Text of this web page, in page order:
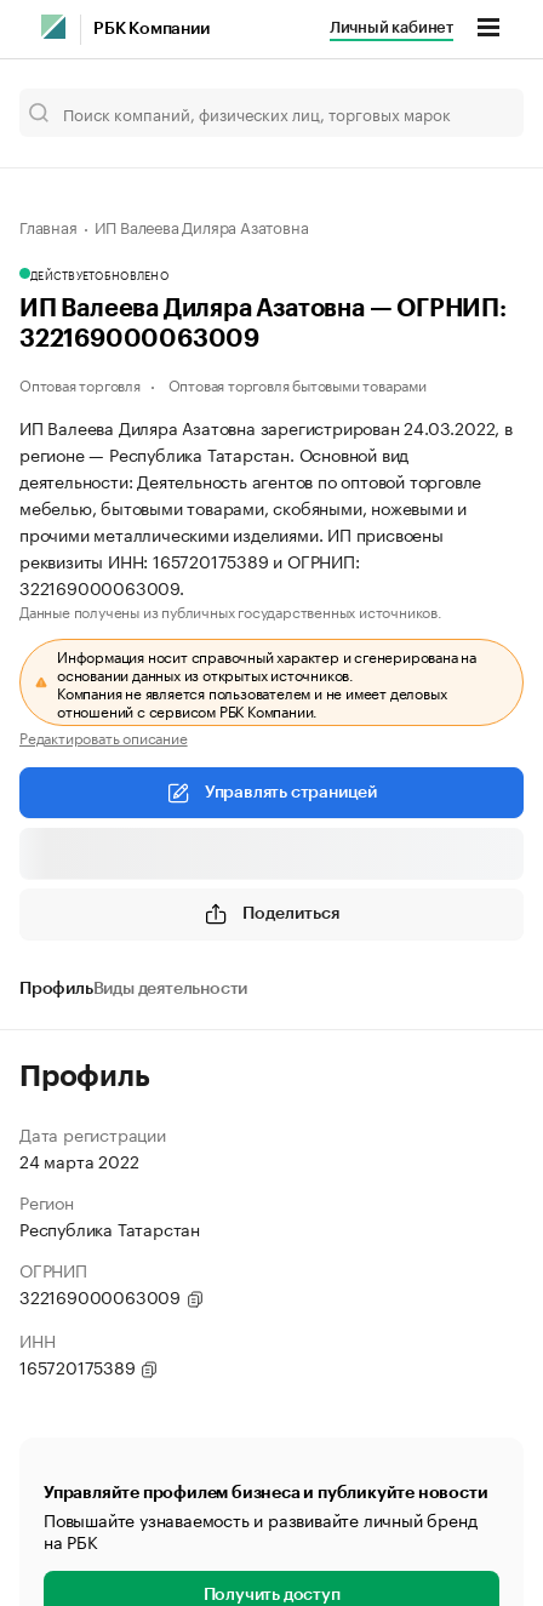
РБК Компании Личный кабинет
Главная ИП Валеева Диляра Азатовна
ДЕЙСТВУЕТОБНОВЛЕНО
ИП Валеева Диляра Азатовна — ОГРНИП:
322169000063009
Оптовая торговля Оптовая торговля бытовыми товарами
ИП Валеева Диляра Азатовна зарегистрирован 24.03.2022, в
регионе — Республика Татарстан. Основной вид
деятельности: Деятельность агентов по оптовой торговле
мебелью, бытовыми товарами, скобяными, ножевыми и
прочими металлическими изделиями. ИП присвоены
реквизиты ИНН: 165720175389 и ОГРНИП:
322169000063009.
Данные получены из публичных государственных источников.
Информация носит справочный характер и сгенерирована на
основании данных из открытых источников.
Компания не является пользователем и не имеет деловых
отношений с сервисом РБК Компании.
Редактировать описание
Управлять страницей
Поделиться
ПрофильВиды деятельности
Профиль
Дата регистрации
24 марта 2022
Регион
Республика Татарстан
ОГРНИП
322169000063009
ИНН
165720175389
Управляйте профилем бизнеса и публикуйте новости
Повышайте узнаваемость и развивайте личный бренд
на РБК
Получить доступ